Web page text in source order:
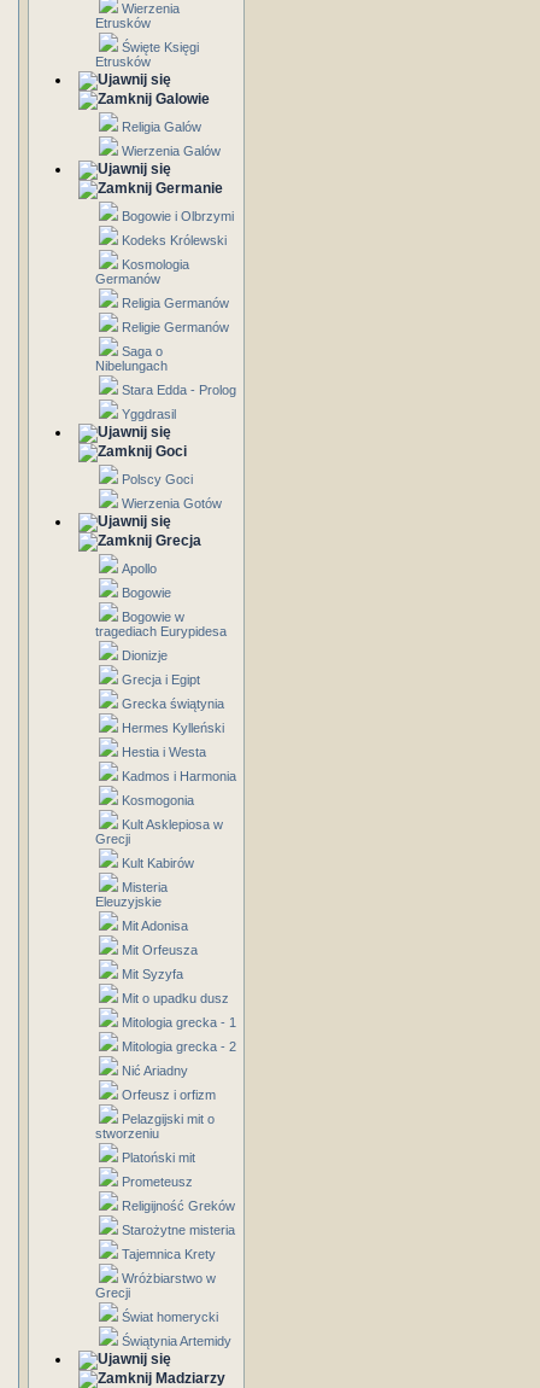
Wierzenia
Etrusków
Święte Księgi
Etrusków
Galowie
Religia Galów
Wierzenia Galów
Germanie
Bogowie i Olbrzymi
Kodeks Królewski
Kosmologia
Germanów
Religia Germanów
Religie Germanów
Saga o
Nibelungach
Stara Edda - Prolog
Yggdrasil
Goci
Polscy Goci
Wierzenia Gotów
Grecja
Apollo
Bogowie
Bogowie w
tragediach Eurypidesa
Dionizje
Grecja i Egipt
Grecka świątynia
Hermes Kylleński
Hestia i Westa
Kadmos i Harmonia
Kosmogonia
Kult Asklepiosa w
Grecji
Kult Kabirów
Misteria
Eleuzyjskie
Mit Adonisa
Mit Orfeusza
Mit Syzyfa
Mit o upadku dusz
Mitologia grecka - 1
Mitologia grecka - 2
Nić Ariadny
Orfeusz i orfizm
Pelazgijski mit o
stworzeniu
Platoński mit
Prometeusz
Religijność Greków
Starożytne misteria
Tajemnica Krety
Wróżbiarstwo w
Grecji
Świat homerycki
Świątynia Artemidy
Madziarzy